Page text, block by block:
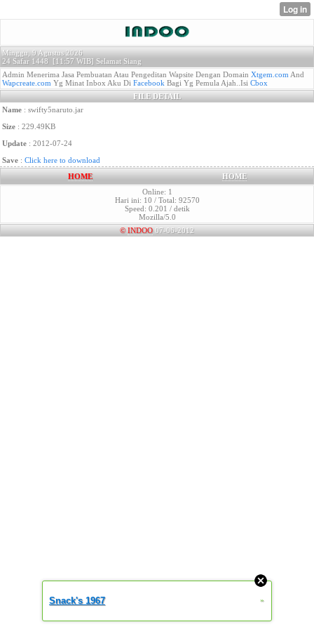
Minggu, 9 Agustus 2026
24 Safar 1448 [11:57 WIB] Selamat Siang
Admin Menerima Jasa Pembuatan Atau Pengeditan Wapsite Dengan Domain Xtgem.com And
Wapcreate.com Yg Minat Inbox Aku Di Facebook Bagi Yg Pemula Ajah..Isi Cbox
FILE DETAIL
Name : swifty5naruto.jar
Size : 229.49KB
Update : 2012-07-24
Save : Click here to download
HOME
HOME
Online: 1
Hari ini: 10 / Total: 92570
Speed: 0.201 / detik
Mozilla/5.0
© INDOO 07-06-2012
Snack's 1967 »